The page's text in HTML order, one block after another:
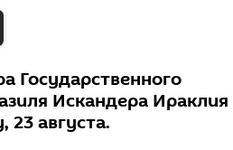
Государственного
Искандера Ираклия
августа.